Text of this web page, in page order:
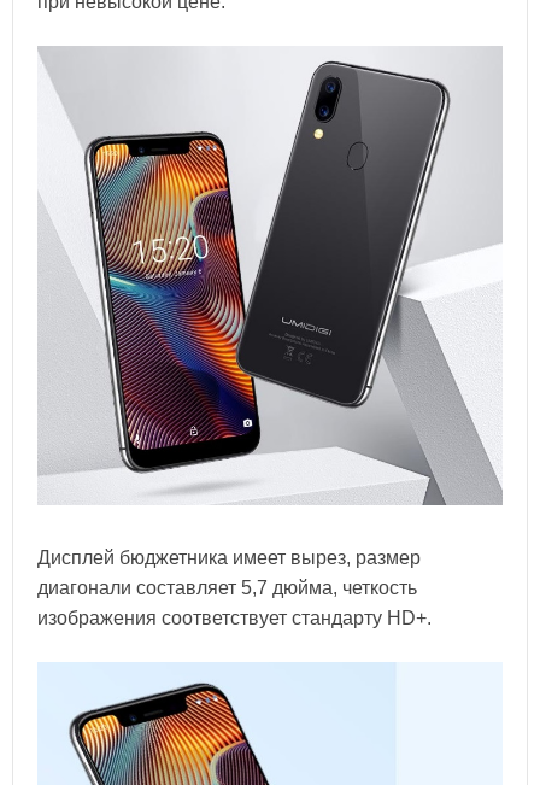
Дисплей бюджетника имеет вырез, размер
диагонали составляет 5,7 дюйма, четкость
изображения соответствует стандарту HD+.